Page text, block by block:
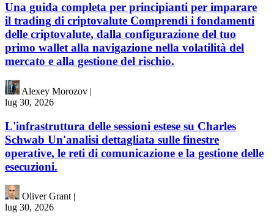
Una guida completa per principianti per imparare
il trading di criptovalute Comprendi i fondamenti
delle criptovalute, dalla configurazione del tuo
primo wallet alla navigazione nella volatilità del
mercato e alla gestione del rischio.
Alexey Morozov |
lug 30, 2026
L'infrastruttura delle sessioni estese su Charles
Schwab Un'analisi dettagliata sulle finestre
operative, le reti di comunicazione e la gestione delle
esecuzioni.
Oliver Grant |
lug 30, 2026